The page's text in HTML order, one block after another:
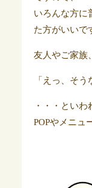
いろんな方に
た方がいいで
友人やご家族
「えっ、そ
・・・といわ
POPやメニュ